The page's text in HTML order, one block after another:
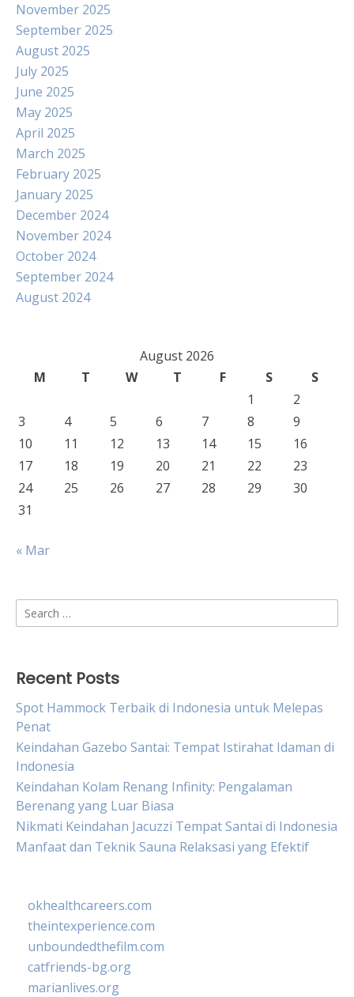
November 2025
September 2025
August 2025
July 2025
June 2025
May 2025
April 2025
March 2025
February 2025
January 2025
December 2024
November 2024
October 2024
September 2024
August 2024
August 2026
M
T W T F S
S
1
2
3
4 5 6 7 8
9
10
11 12 13 14 15
16
17
18 19 20 21 22
23
24
25 26 27 28 29
30
31
« Mar
Search
for:
Recent Posts
Spot Hammock Terbaik di Indonesia untuk Melepas
Penat
Keindahan Gazebo Santai: Tempat Istirahat Idaman di
Indonesia
Keindahan Kolam Renang Infinity: Pengalaman
Berenang yang Luar Biasa
Nikmati Keindahan Jacuzzi Tempat Santai di Indonesia
Manfaat dan Teknik Sauna Relaksasi yang Efektif
okhealthcareers.com
theintexperience.com
unboundedthefilm.com
catfriends-bg.org
marianlives.org